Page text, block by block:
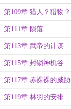
第109章 猎人？猎物？
第111章 陨落
第113章 武帝的计谋
第115章 封锁神机谷
第117章 赤裸裸的威胁
第119章 林羽的安排